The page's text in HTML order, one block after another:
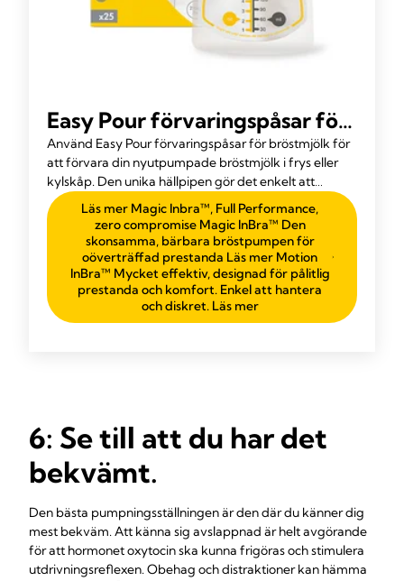
Easy Pour förvaringspåsar för
bröstmjölk
Använd Easy Pour förvaringspåsar för bröstmjölk för
att förvara din nyutpumpade bröstmjölk i frys eller
kylskåp. Den unika hällpipen gör det enkelt att
använda och ger en spillfri upplevelse.
Läs mer Magic Inbra™, Full Performance,
zero compromise Magic InBra™ Den
skonsamma, bärbara bröstpumpen för
oöverträffad prestanda Läs mer Motion
InBra™ Mycket effektiv, designad för pålitlig
prestanda och komfort. Enkel att hantera
och diskret. Läs mer
6: Se till att du har det
bekvämt.
Den bästa pumpningsställningen är den där du känner dig
mest bekväm. Att känna sig avslappnad är helt avgörande
för att hormonet oxytocin ska kunna frigöras och stimulera
utdrivningsreflexen. Obehag och distraktioner kan hämma